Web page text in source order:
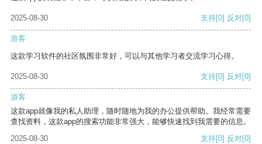
2025-08-30 支持[0] 反对[0]
游客
这款学习软件的社区氛围非常好，可以与其他学习者交流学习心得。
2025-08-30 支持[0] 反对[0]
游客
这款app就像我的私人助理，随时随地为我的办公提供帮助。我经常需要
查找资料，这款app的搜索功能非常强大，能够快速找到我需要的信息。
2025-08-30
支持[0] 反对[0]